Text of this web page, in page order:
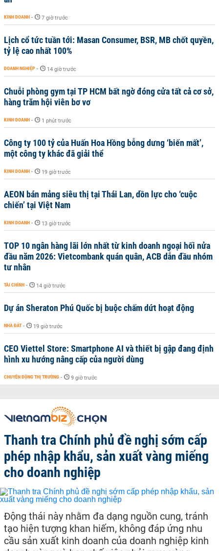
KINH DOANH - 7 giờ trước
Lịch cổ tức tuần tới: Masan Consumer, BSR, MB chốt quyền,
tỷ lệ cao nhất 100%
DOANH NGHIỆP - 14 giờ trước
Chuỗi phòng gym tại TP HCM bất ngờ đóng cửa tất cả cơ sở,
hàng trăm hội viên bơ vơ
KINH DOANH - 1 phút trước
Công ty 100 tỷ của Huấn Hoa Hồng bỗng dưng ‘biến mất’,
một công ty khác đã giải thể
KINH DOANH - 19 giờ trước
AEON bán mảng siêu thị tại Thái Lan, dồn lực cho ‘cuộc
chiến’ tại Việt Nam
KINH DOANH - 13 giờ trước
TOP 10 ngân hàng lãi lớn nhất từ kinh doanh ngoại hối nửa
đầu năm 2026: Vietcombank quán quân, ACB dẫn đầu nhóm
tư nhân
TÀI CHÍNH - 14 giờ trước
Dự án Sheraton Phú Quốc bị buộc chấm dứt hoạt động
NHÀ ĐẤT - 19 giờ trước
CEO Viettel Store: Smartphone AI và thiết bị gập đang định
hình xu hướng nâng cấp của người dùng
CHUYỂN ĐỘNG THỊ TRƯỜNG - 9 giờ trước
Thanh tra Chính phủ đề nghị sớm cấp
phép nhập khẩu, sản xuất vàng miếng
cho doanh nghiệp
Động thái này nhằm đa dạng nguồn cung, tránh
tạo hiện tượng khan hiếm, không đáp ứng nhu
cầu sản xuất kinh doanh của doanh nghiệp kinh